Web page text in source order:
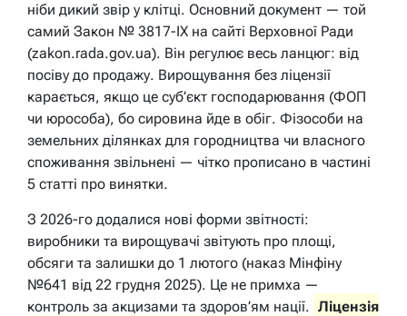
ніби дикий звір у клітці. Основний документ — той
самий Закон № 3817-IX на сайті Верховної Ради
(zakon.rada.gov.ua). Він регулює весь ланцюг: від
посіву до продажу. Вирощування без ліцензії
карається, якщо це суб’єкт господарювання (ФОП
чи юрособа), бо сировина йде в обіг. Фізособи на
земельних ділянках для городництва чи власного
споживання звільнені — чітко прописано в частині
5 статті про винятки.
З 2026-го додалися нові форми звітності:
виробники та вирощувачі звітують про площі,
обсяги та залишки до 1 лютого (наказ Мінфіну
№641 від 22 грудня 2025). Це не примха —
контроль за акцизами та здоров’ям нації. Ліцензія